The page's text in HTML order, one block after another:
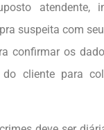
atendente,
suspeita com
confirmar os
cliente para